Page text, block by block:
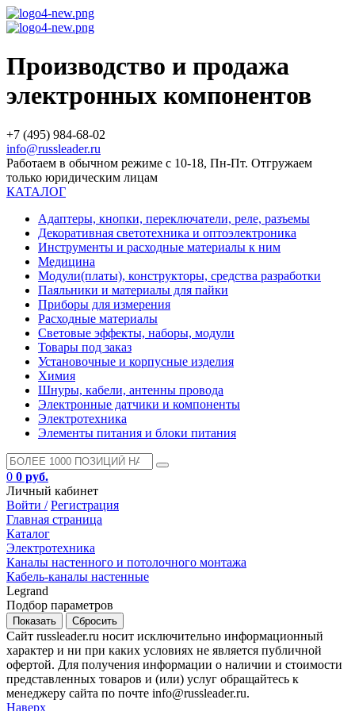
Производство и продажа
электронных компонентов
+7 (495) 984-68-02
info@russleader.ru
Работаем в обычном режиме с 10-18, Пн-Пт. Отгружаем
только юридическим лицам
КАТАЛОГ
Адаптеры, кнопки, переключатели, реле, разъемы
Декоративная светотехника и оптоэлектроника
Инструменты и расходные материалы к ним
Медицина
Модули(платы), конструкторы, средства разработки
Паяльники и материалы для пайки
Приборы для измерения
Расходные материалы
Световые эффекты, наборы, модули
Товары под заказ
Установочные и корпусные изделия
Химия
Шнуры, кабели, антенны провода
Электронные датчики и компоненты
Электротехника
Элементы питания и блоки питания
0 0 руб.
Личный кабинет
Войти / Регистрация
Главная страница
Каталог
Электротехника
Каналы настенного и потолочного монтажа
Кабель-каналы настенные
Legrand
Подбор параметров
Сайт russleader.ru носит исключительно информационный
характер и ни при каких условиях не является публичной
офертой. Для получения информации о наличии и стоимости
представленных товаров и (или) услуг обращайтесь к
менеджеру сайта по почте info@russleader.ru.
Наверх